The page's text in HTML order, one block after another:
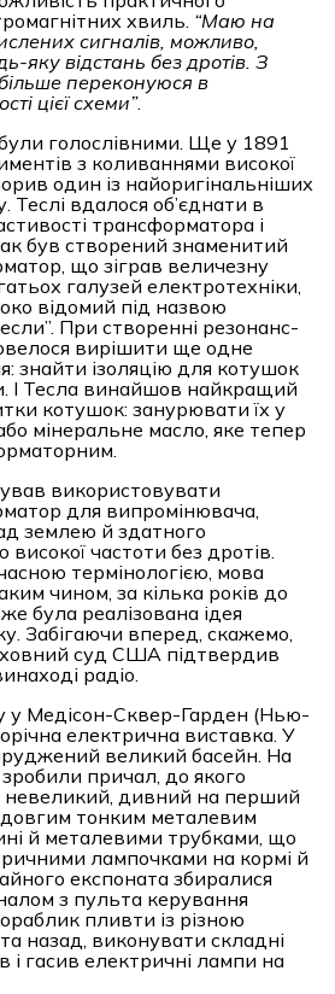
хвиль. “Маю на
сигналів, можливо,
яку відстань без дротів. З
переконуюся в
цієї схеми”.
голослівними. Ще у 1891
з коливаннями високої
один із найоригінальніших
Теслі вдалося об’єднати в
трансформатора і
був створений знаменитий
що зіграв величезну
галузей електротехніки,
відомий під назвою
При створенні резонанс-
вирішити ще одне
знайти ізоляцію для котушок
І Тесла винайшов найкращий
котушок: занурювати їх у
мінеральне масло, яке тепер
використовувати
для випромінювача,
землею й здатного
частоти без дротів.
термінологією, мова
чином, за кілька років до
була реалізована ідея
Забігаючи вперед, скажемо,
суд США підтвердив
радіо.
у Медісон-Сквер-Гарден (Нью-
електрична виставка. У
великий басейн. На
зробили причал, до якого
дивний на перший
довгим тонким металевим
й металевими трубками, що
лампочками на кормі й
експоната збиралися
з пульта керування
пливти із різною
назад, виконувати складні
гасив електричні лампи на